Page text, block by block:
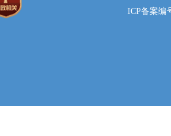
ICP备案编